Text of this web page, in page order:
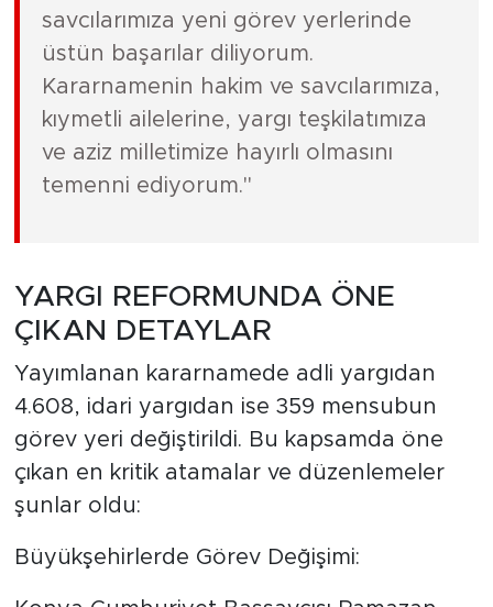
savcılarımıza yeni görev yerlerinde
üstün başarılar diliyorum.
Kararnamenin hakim ve savcılarımıza,
kıymetli ailelerine, yargı teşkilatımıza
ve aziz milletimize hayırlı olmasını
temenni ediyorum."
YARGI REFORMUNDA ÖNE
ÇIKAN DETAYLAR
Yayımlanan kararnamede adli yargıdan
4.608, idari yargıdan ise 359 mensubun
görev yeri değiştirildi. Bu kapsamda öne
çıkan en kritik atamalar ve düzenlemeler
şunlar oldu:
Büyükşehirlerde Görev Değişimi: